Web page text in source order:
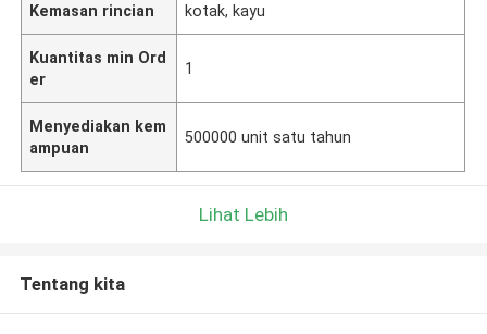
Kemasan rincian kotak, kayu
Kuantitas min Ord
er
1
Menyediakan kem
ampuan
500000 unit satu tahun
Lihat Lebih
Tentang kita